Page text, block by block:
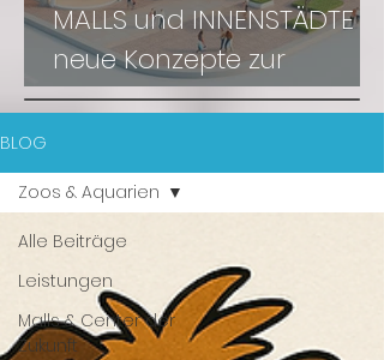
MALLS und INNENSTÄDTE -
neue Konzepte zur
Wiederbelebung
BLOG
Alle Beiträge
Leistungen
Malls & Center der
Zukunft
Zoos & Aquarien